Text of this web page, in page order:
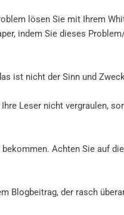
lösen Sie mit Ihrem
indem Sie dieses
ist nicht der Sinn und
Leser nicht vergraulen,
Achten Sie auf
Blogbeitrag, der rasch